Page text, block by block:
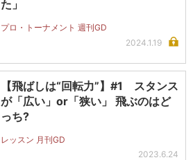
た」
プロ・トーナメント 週刊GD
2024.1.19
【飛ばしは“回転力”】#1 スタンス
が「広い」or「狭い」 飛ぶのはど
っち?
レッスン 月刊GD
2023.6.24